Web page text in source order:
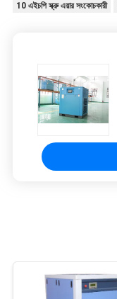
10 এইচপি স্ক্রু এয়ার সংকোচকারী